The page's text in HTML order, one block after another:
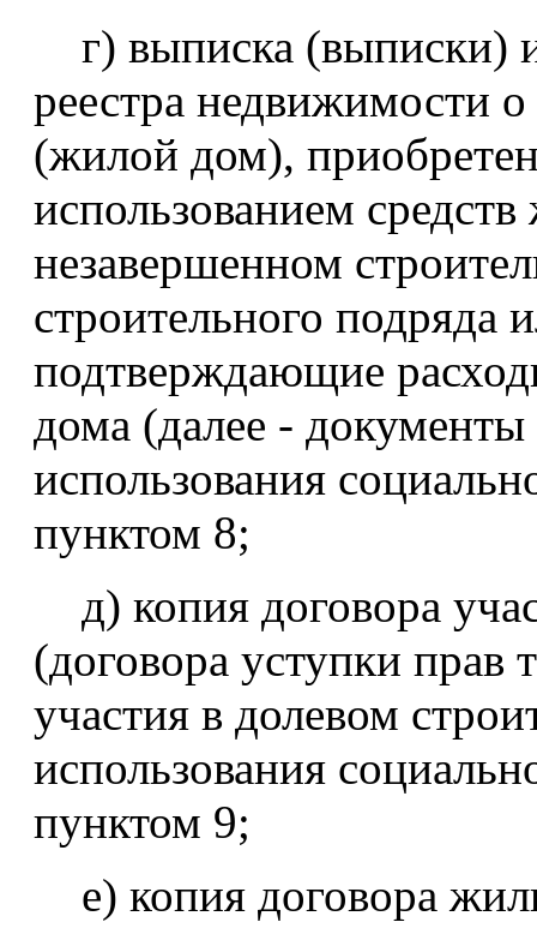
г) выписка (выписки)
реестра недвижимости
(жилой дом),
использованием
незавершенном
строительного подряда
подтверждающие
дома (далее - документы
использования
пунктом 8;
д) копия договора
(договора уступки прав
участия в долевом
использования
пунктом 9;
е) копия договора